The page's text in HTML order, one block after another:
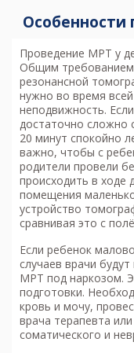
Проведение МРТ у
Общим
резонансной
нужно во время
неподвижность.
достаточно сложно
20 минут спокойно
важно, чтобы с
родители провели
происходить в ходе
помещения
устройство
сравнивая это с
Если ребенок
случаев врачи
МРТ под наркозом.
подготовки.
кровь и мочу,
врача терапевта
соматического и